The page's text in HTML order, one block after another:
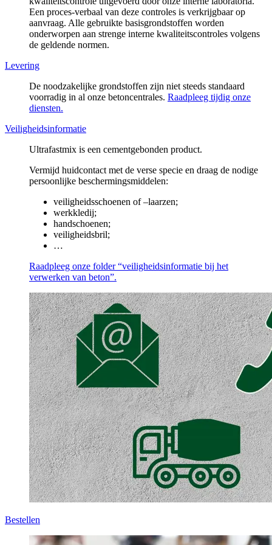
Een proces-verbaal van deze controles is verkrijgbaar op
aanvraag. Alle gebruikte basisgrondstoffen worden
onderworpen aan strenge interne kwaliteitscontroles volgens
de geldende normen.
Levering
De noodzakelijke grondstoffen zijn niet steeds standaard
voorradig in al onze betoncentrales. Raadpleeg tijdig onze
diensten.
Veiligheidsinformatie
Ultrafastmix is een cementgebonden product.
Vermijd huidcontact met de verse specie en draag de nodige
persoonlijke beschermingsmiddelen:
veiligheidsschoenen of –laarzen;
werkkledij;
handschoenen;
veiligheidsbril;
…
Raadpleeg onze folder “veiligheidsinformatie bij het
verwerken van beton”.
Bestellen